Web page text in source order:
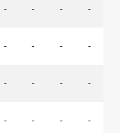
- - - -
- - - -
- - - -
- - - -